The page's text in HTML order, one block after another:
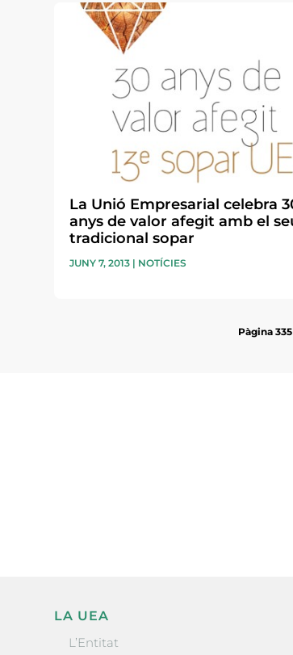
La Unió Empresarial celebra
anys de valor afegit amb el
tradicional sopar
JUNY 7, 2013 | NOTÍCIES
Pàgina
LA UEA
L’Entitat